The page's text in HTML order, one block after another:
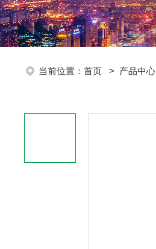
当前位置： 首页 > 产品中心